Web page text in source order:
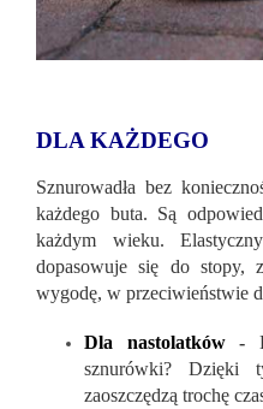
DLA KAŻDEGO
Sznurowadła bez
każdego buta. Są
każdym wieku.
dopasowuje się do stopy,
wygodę, w przeciwieństwie
Dla nastolatków-
sznurówki? Dzięki
zaoszczędzą trochę